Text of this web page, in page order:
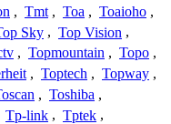
, Tmt , Toa , Toaioho ,
Sky , Top Vision ,
, Topmountain , Topo ,
, Toptech , Topway ,
, Toshiba ,
Tp-link , Tptek ,